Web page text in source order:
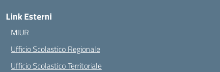
Link Esterni
MIUR
Ufficio Scolastico Regionale
Ufficio Scolastico Territoriale